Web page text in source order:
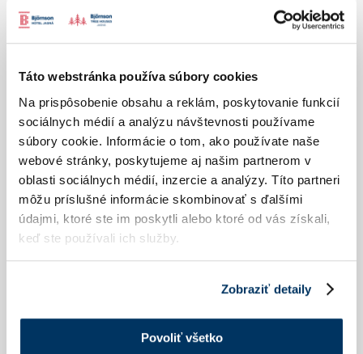
Táto webstránka používa súbory cookies
Na prispôsobenie obsahu a reklám, poskytovanie funkcií
sociálnych médií a analýzu návštevnosti používame
súbory cookie. Informácie o tom, ako používate naše
webové stránky, poskytujeme aj našim partnerom v
oblasti sociálnych médií, inzercie a analýzy. Títo partneri
môžu príslušné informácie skombinovať s ďalšími
údajmi, ktoré ste im poskytli alebo ktoré od vás získali,
keď ste používali ich služby.
Zobraziť detaily
Povoliť všetko
2. děti do 10 let:zdarma
3. dítě do 10 let:30,00 € / noc
Dítě ve věku 10–15 let:40,00 € / noc
Osoba starší 15 let:50,00 € / noc
Místní poplatek2,00 € / osoba / noc